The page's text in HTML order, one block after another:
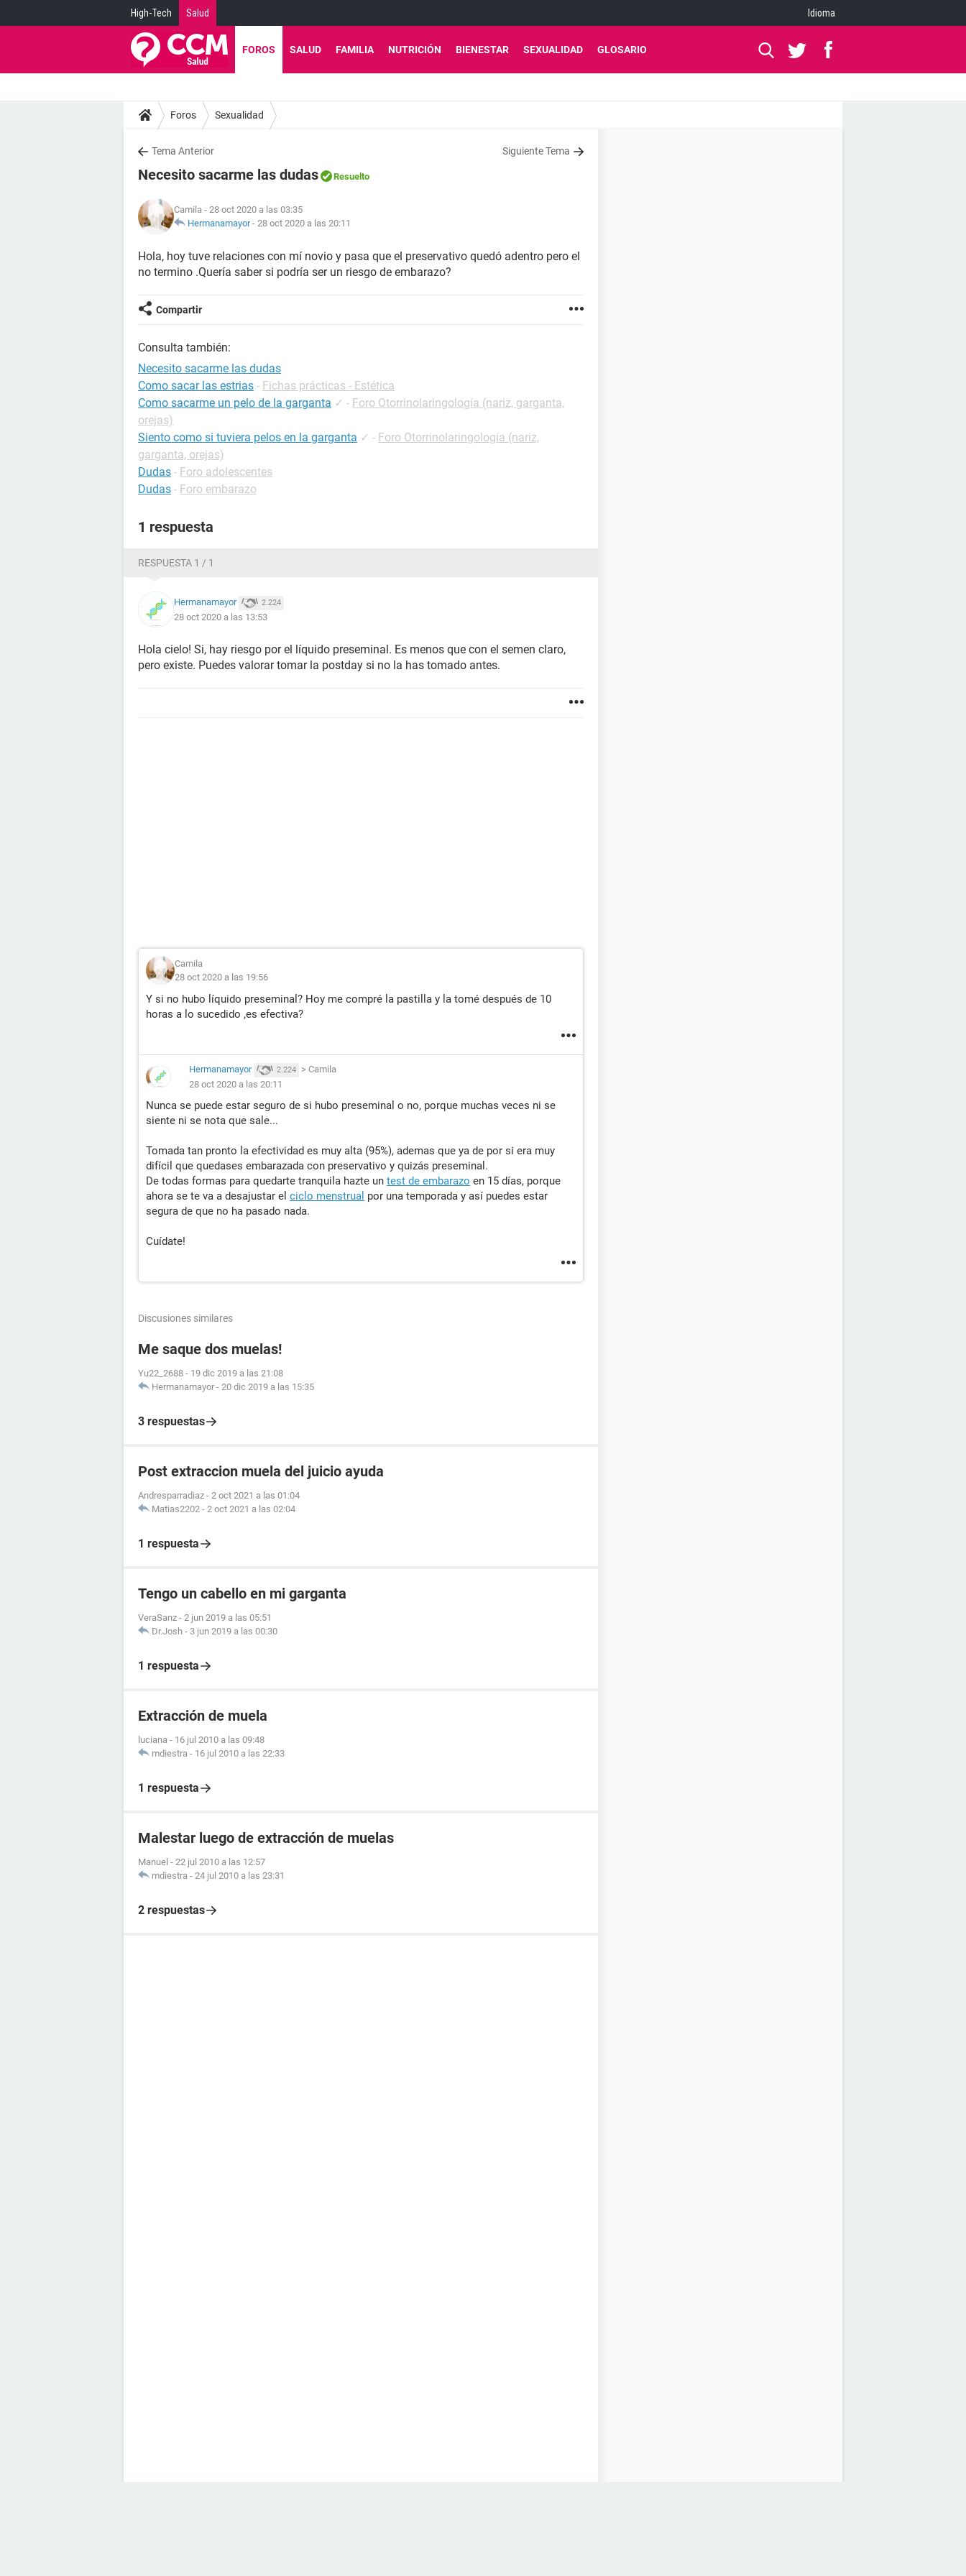
High-Tech Salud Idioma
FOROS SALUD FAMILIA NUTRICIÓN BIENESTAR SEXUALIDAD GLOSARIO
Foros Sexualidad
Tema Anterior Siguiente Tema
Necesito sacarme las dudas Resuelto
Camila - 28 oct 2020 a las 03:35
Hermanamayor- 28 oct 2020 a las 20:11
Hola, hoy tuve relaciones con mí novio y pasa que el preservativo quedó adentro pero el
no termino .Quería saber si podría ser un riesgo de embarazo?
Compartir
Consulta también:
Necesito sacarme las dudas
Como sacar las estrias - Fichas prácticas - Estética
Como sacarme un pelo de la garganta ✓ - Foro Otorrinolaringología (nariz, garganta,
orejas)
Siento como si tuviera pelos en la garganta ✓ - Foro Otorrinolaringología (nariz,
garganta, orejas)
Dudas - Foro adolescentes
Dudas - Foro embarazo
1 respuesta
RESPUESTA 1 / 1
Hermanamayor 2.224
28 oct 2020 a las 13:53
Hola cielo! Si, hay riesgo por el líquido preseminal. Es menos que con el semen claro,
pero existe. Puedes valorar tomar la postday si no la has tomado antes.
Camila
28 oct 2020 a las 19:56
Y si no hubo líquido preseminal? Hoy me compré la pastilla y la tomé después de 10
horas a lo sucedido ,es efectiva?
Hermanamayor 2.224 > Camila
28 oct 2020 a las 20:11
Nunca se puede estar seguro de si hubo preseminal o no, porque muchas veces ni se
siente ni se nota que sale...
Tomada tan pronto la efectividad es muy alta (95%), ademas que ya de por si era muy
difícil que quedases embarazada con preservativo y quizás preseminal.
De todas formas para quedarte tranquila hazte un test de embarazo en 15 días, porque
ahora se te va a desajustar el ciclo menstrual por una temporada y así puedes estar
segura de que no ha pasado nada.
Cuídate!
Discusiones similares
Me saque dos muelas!
Yu22_2688 - 19 dic 2019 a las 21:08
Hermanamayor - 20 dic 2019 a las 15:35
3 respuestas
Post extraccion muela del juicio ayuda
Andresparradiaz - 2 oct 2021 a las 01:04
Matias2202 - 2 oct 2021 a las 02:04
1 respuesta
Tengo un cabello en mi garganta
VeraSanz - 2 jun 2019 a las 05:51
Dr.Josh - 3 jun 2019 a las 00:30
1 respuesta
Extracción de muela
luciana - 16 jul 2010 a las 09:48
mdiestra - 16 jul 2010 a las 22:33
1 respuesta
Malestar luego de extracción de muelas
Manuel - 22 jul 2010 a las 12:57
mdiestra - 24 jul 2010 a las 23:31
2 respuestas